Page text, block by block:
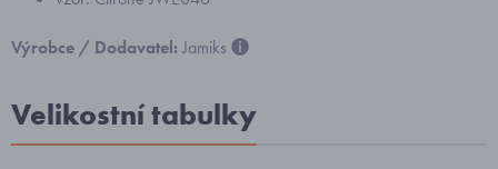
Výrobce / Dodavatel:Jamiks
Velikostní tabulky